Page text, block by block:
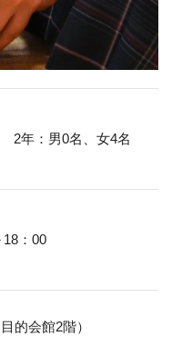
2年：男0名、女4名
：00
的会館2階）